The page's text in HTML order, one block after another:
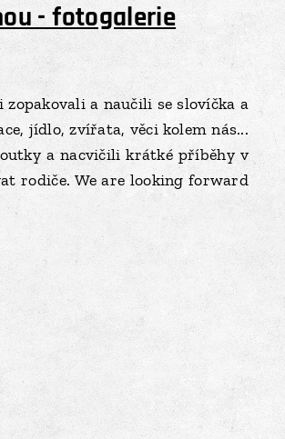
- fotogalerie
a naučili se slovíčka a
jídlo, zvířata, věci kolem nás...
a nacvičili krátké příběhy v
rodiče. We are looking forward